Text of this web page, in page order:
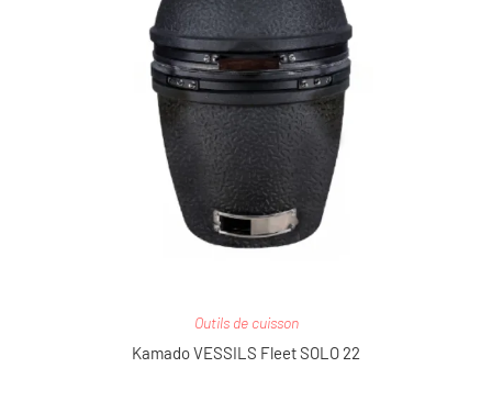
Outils de cuisson
Kamado VESSILS Fleet SOLO 22